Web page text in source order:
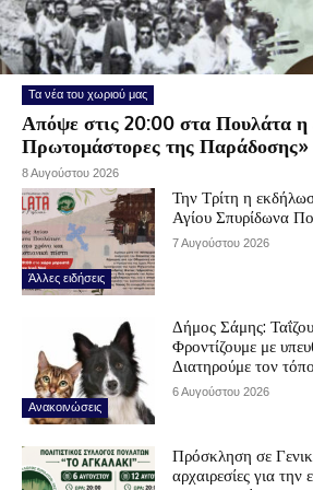
Τα νέα του χωριού μας
Απόψε στις 20:00 στα Πουλάτα
Πρωτομάστορες της Παράδοσης»
8 Αυγούστου 2026
Άλλες ειδήσεις
Την Τρίτη η
Αγίου Σπυρίδωνα
7 Αυγούστου 2026
Ανακοινώσεις
Δήμος Σάμης:
Φροντίζουμε με
Διατηρούμε τον
6 Αυγούστου 2026
Πρόσκληση σε
αρχαιρεσίες για την